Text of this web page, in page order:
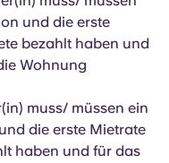
und die erste
bezahlt haben und
Wohnung
muss/ müssen ein
die erste Mietrate
haben und für das